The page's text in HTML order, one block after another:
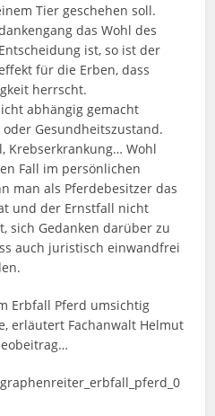
Tier geschehen soll.
das Wohl des
ist, so ist der
für die Erben, dass
herrscht.
abhängig gemacht
Gesundheitszustand.
Krebserkrankung… Wohl
Fall im persönlichen
man als Pferdebesitzer das
und der Ernstfall nicht
sich Gedanken darüber zu
auch juristisch einwandfrei
Erbfall Pferd umsichtig
erläutert Fachanwalt Helmut